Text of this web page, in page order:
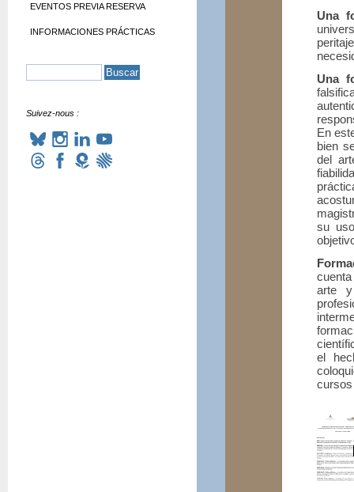
Una
Una
En
bien
del
su
arte
el
EVENTOS PREVIA RESERVA
INFORMACIONES PRÁCTICAS
Suivez-nous :